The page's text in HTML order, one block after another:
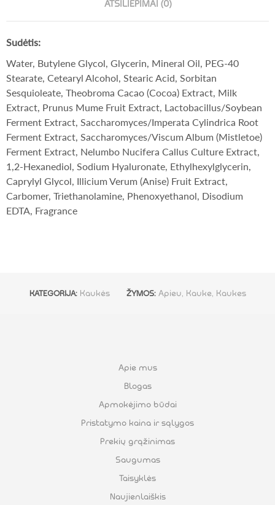
ATSILIEPIMAI (0)
Sudėtis:
Water, Butylene Glycol, Glycerin, Mineral Oil, PEG-40
Stearate, Cetearyl Alcohol, Stearic Acid, Sorbitan
Sesquioleate, Theobroma Cacao (Cocoa) Extract, Milk
Extract, Prunus Mume Fruit Extract, Lactobacillus/Soybean
Ferment Extract, Saccharomyces/Imperata Cylindrica Root
Ferment Extract, Saccharomyces/Viscum Album (Mistletoe)
Ferment Extract, Nelumbo Nucifera Callus Culture Extract,
1,2-Hexanediol, Sodium Hyaluronate, Ethylhexylglycerin,
Caprylyl Glycol, Illicium Verum (Anise) Fruit Extract,
Carbomer, Triethanolamine, Phenoxyethanol, Disodium
EDTA, Fragrance
KATEGORIJA: Kaukės ŽYMOS: Apieu Kauke, Kaukes
Apie mus
Blogas
Apmokėjimo būdai
Pristatymo kaina ir sąlygos
Prekių grąžinimas
Saugumas
Taisyklės
Naujienlaiškis